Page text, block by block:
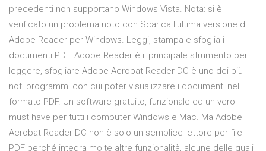
precedenti non supportano Windows Vista. Nota: si è
verificato un problema noto con Scarica l'ultima versione di
Adobe Reader per Windows. Leggi, stampa e sfoglia i
documenti PDF. Adobe Reader è il principale strumento per
leggere, sfogliare Adobe Acrobat Reader DC è uno dei più
noti programmi con cui poter visualizzare i documenti nel
formato PDF. Un software gratuito, funzionale ed un vero
must have per tutti i computer Windows e Mac. Ma Adobe
Acrobat Reader DC non è solo un semplice lettore per file
PDF perché integra molte altre funzionalità, alcune delle quali